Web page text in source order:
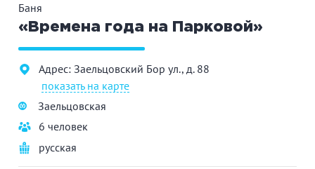
Баня
«Времена года на Парковой»
Адрес: Заельцовский Бор ул., д. 88
показать на карте
Заельцовская
6 человек
русская